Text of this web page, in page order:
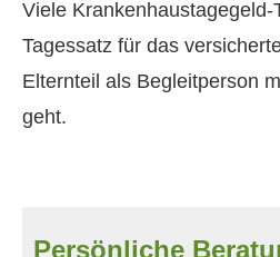
Viele Krankenhaustagegeld-
Tagessatz für das
Elternteil als Begleitperson
geht.
Persönliche